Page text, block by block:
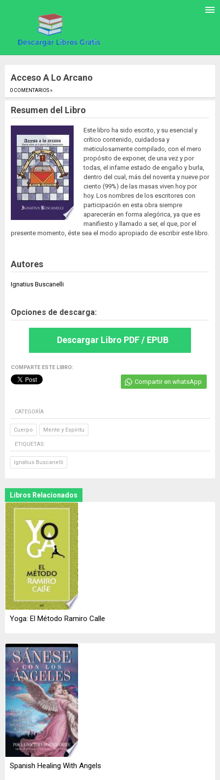
Acceso A Lo Arcano
0 COMENTARIOS ».
Resumen del Libro
Este libro ha sido escrito, y su esencial y
crítico contenido, cuidadosa y
meticulosamente compilado, con el mero
propósito de exponer, de una vez y por
todas, el infame estado de engaño y burla,
dentro del cual, más del noventa y nueve por
ciento (99%) de las masas viven hoy por
hoy. Los nombres de los escritores con
participación en esta obra siempre
aparecerán en forma alegórica, ya que es
manifiesto y llamado a ser, el que, por el
presente momento, éste sea el modo apropiado de escribir este libro.
Autores
Ignatius Buscanelli
Opciones de descarga:
Descargar Libro PDF / EPUB
COMPARTE ESTE LIBRO:
Compartir en whatsApp
CATEGORÍA
Cuerpo Mente y Espíritu
ETIQUETAS:
Ignatius Buscanelli
Libros Relacionados
Yoga: El Método Ramiro Calle
Spanish Healing With Angels